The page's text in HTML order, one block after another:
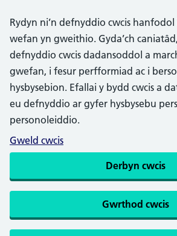
Rydyn ni’n defnyddio cwcis
wefan yn gweithio. Gyda’ch
defnyddio cwcis dadansoddol a
gwefan, i fesur perfformiad ac i
hysbysebion. Efallai y bydd cwcis a
eu defnyddio ar gyfer hysbysebu
personoleiddio.
Gweld cwcis
Derbyn cwcis
Gwrthod cwcis